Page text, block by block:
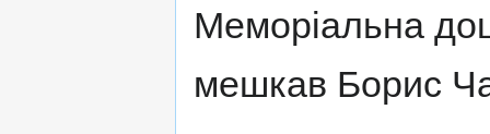
Меморіальна
мешкав Борис